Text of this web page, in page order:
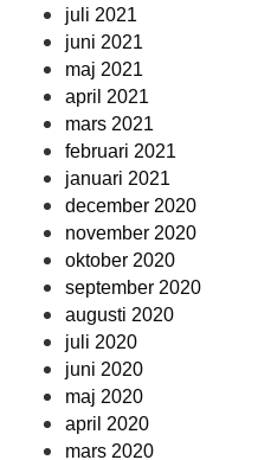
juli 2021
juni 2021
maj 2021
april 2021
mars 2021
februari 2021
januari 2021
december 2020
november 2020
oktober 2020
september 2020
augusti 2020
juli 2020
juni 2020
maj 2020
april 2020
mars 2020